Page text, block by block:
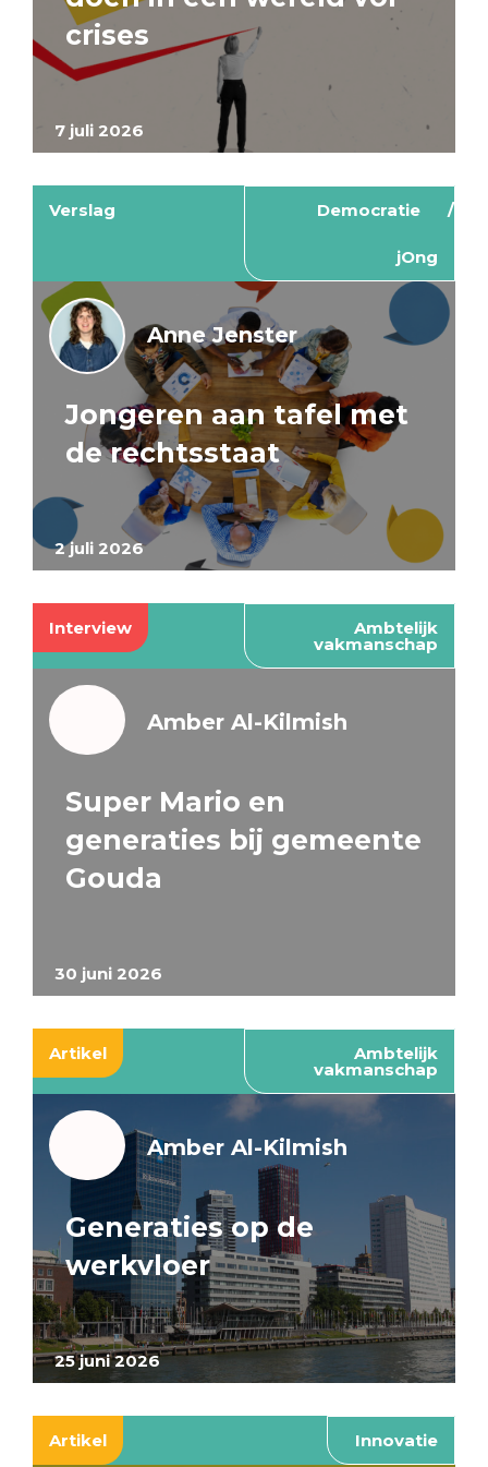
7 juli 2026
crises
Verslag Democratie
jOng
2 juli 2026
Anne Jenster
Jongeren aan tafel met
de rechtsstaat
Interview Ambtelijk
vakmanschap
30 juni 2026
Amber Al-Kilmish
Super Mario en
generaties bij gemeente
Gouda
Artikel Ambtelijk
vakmanschap
25 juni 2026
Amber Al-Kilmish
Generaties op de
werkvloer
Artikel Innovatie